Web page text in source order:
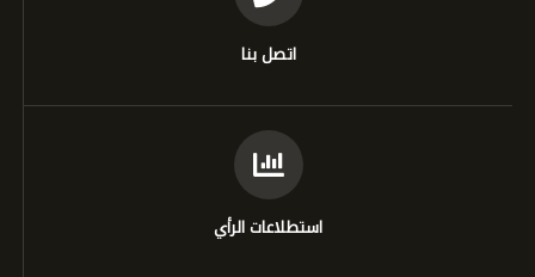
اتصل بنا
استطلاعات الرأي